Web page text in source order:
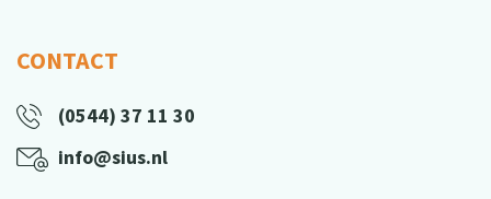
CONTACT
(0544) 37 11 30
info@sius.nl